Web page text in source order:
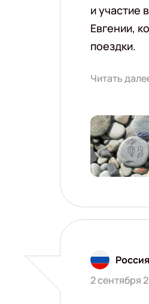
и участие
Евгении,
поездки.
Читать
Россия
2 сентября